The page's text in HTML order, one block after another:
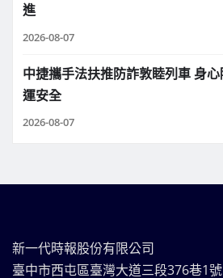
進
2026-08-07
中捷攜手法扶推防詐敦睦列車 身
運安全
2026-08-07
新一代時報股份有限公司
臺中市西屯區臺灣大道三段376巷1